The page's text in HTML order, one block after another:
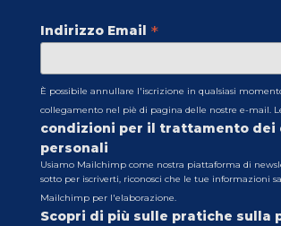
Indirizzo Email *
È possibile annullare l'iscrizione in qualsiasi
collegamento nel piè di pagina delle nostre e-mail.
condizioni per il trattamento dei
personali
Usiamo Mailchimp come nostra piattaforma di
sotto per iscriverti, riconosci che le tue informazioni
Mailchimp per l'elaborazione.
Scopri di più sulle pratiche sulla